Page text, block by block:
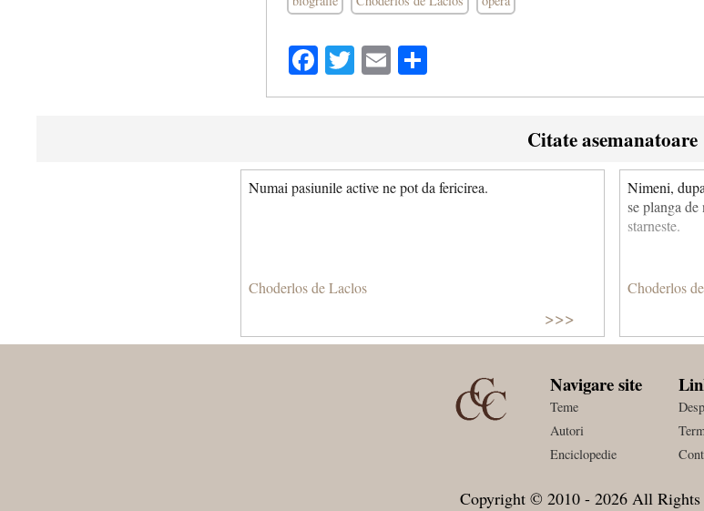
Facebook
Twitter
Email
Citate asemanatoare
Numai pasiunile active ne pot da fericirea.
Choderlos de Laclos
>>>
Nimeni,
se planga
starneste.
Choderlos
Navigare site
Teme
Autori
Enciclopedie
Copyright © 2010 - 2026 All Rights